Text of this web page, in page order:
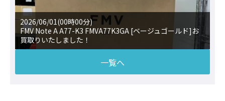
2026/06/01(00時00分)
FMV Note A A77-K3 FMVA77K3GA [ベージュゴールド]お
買取りいたしました！
一覧へ